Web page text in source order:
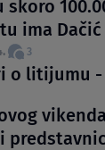
ima Dačić
3
o litijumu